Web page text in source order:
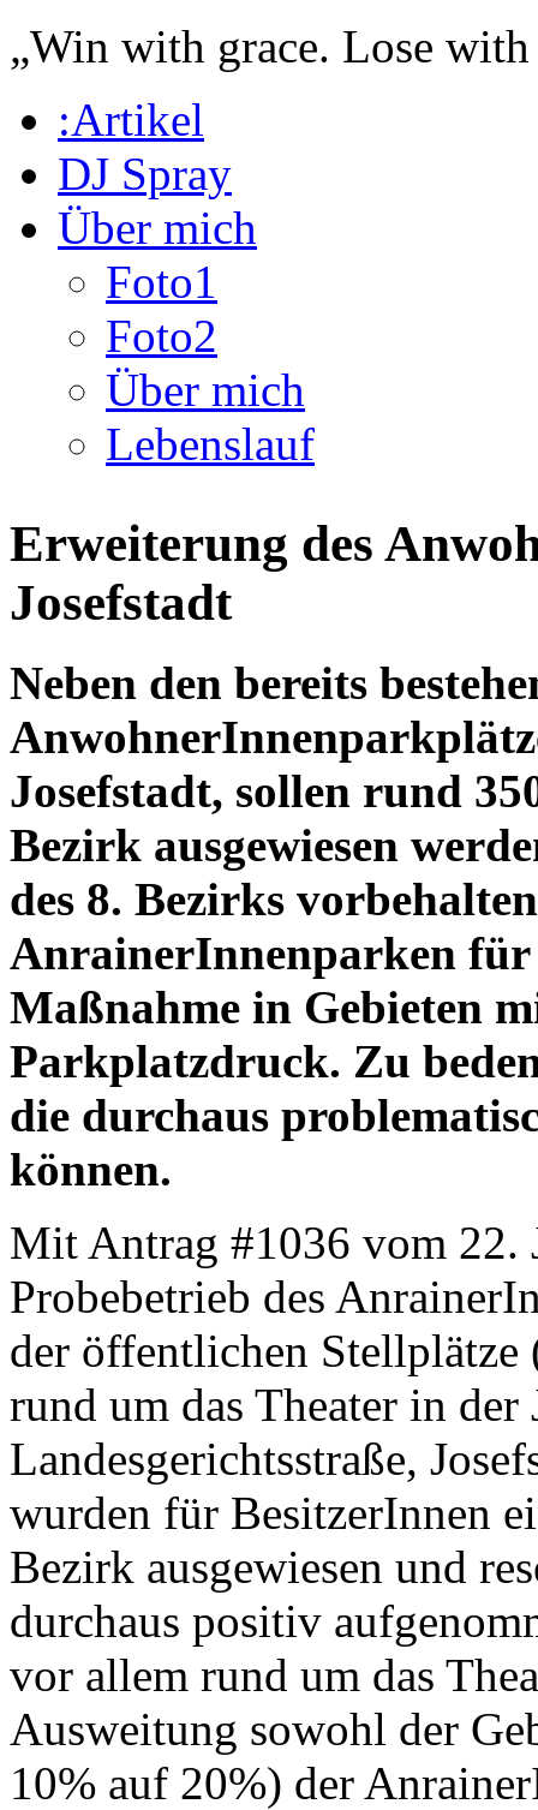
„Win with grace. Lose
:Artikel
DJ Spray
Über mich
Foto1
Foto2
Über mich
Lebenslauf
Erweiterung des
Josefstadt
Neben den bereits
Josefstadt, sollen rund
Bezirk ausgewiesen
des 8. Bezirks
AnrainerInnenparken für
Maßnahme in Gebieten
Parkplatzdruck. Zu
die durchaus
können.
Mit Antrag #1036 vom 22.
Probebetrieb des
der öffentlichen
rund um das Theater in der
Landesgerichtsstraße,
wurden für BesitzerInnen
Bezirk ausgewiesen und
durchaus positiv
vor allem rund um das
Ausweitung sowohl der
10% auf 20%) der